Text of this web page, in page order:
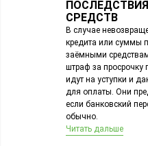
СРЕДСТВ
В случае
кредита или суммы
заёмными
штраф за просрочку
идут на уступки и
для оплаты. Они
если банковский
обычно.
Читать дальше